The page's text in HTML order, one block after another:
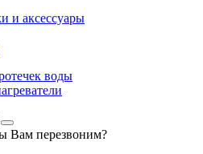
и аксессуары
воды
Вам перезвоним?